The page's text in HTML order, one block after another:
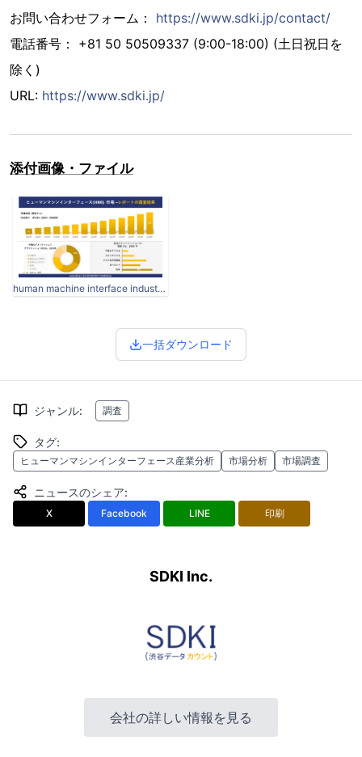
お問い合わせフォーム： https://www.sdki.jp/contact/
電話番号： +81 50 50509337 (9:00-18:00) (土日祝日を
除く)
URL: https://www.sdki.jp/
添付画像・ファイル
human machine interface industry overview.jpg
一括ダウンロード
ジャンル: 調査
タグ:
ヒューマンマシンインターフェース産業分析 市場分析 市場調査
ニュースのシェア:
X Facebook LINE 印刷
SDKI Inc.
会社の詳しい情報を見る